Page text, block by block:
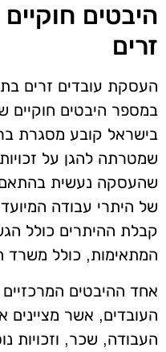
היבטים
זרים
העסקת עובדים זרים
במספר היבטים חוקיים
בישראל קובע מסגרת
שמטרתה להגן על
שהעסקה נעשית בהתאם
של היתרי עבודה
קבלת ההיתרים כולל
המתאימות, כולל משרד
אחד ההיבטים
העובדים, אשר
העבודה, שכר, וזכויות